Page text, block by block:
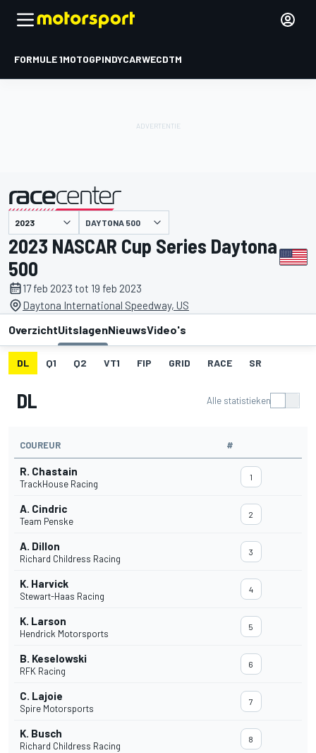
FORMULE 1MOTOGPINDYCARWECDTM
gepresenteerd door DAYTONA 500
2023 NASCAR Cup Series Daytona
500
17 feb 2023 tot 19 feb 2023
Daytona International Speedway, US
OverzichtUitslagenNieuwsVideo's
DL Q1 Q2 VT1 FIP GRID RACE SR
DL Alle statistieken
COUREUR #
R. Chastain
TrackHouse Racing
1
A. Cindric
Team Penske
2
A. Dillon
Richard Childress Racing
3
K. Harvick
Stewart-Haas Racing
4
K. Larson
Hendrick Motorsports
5
B. Keselowski
RFK Racing
6
C. Lajoie
Spire Motorsports
7
K. Busch
Richard Childress Racing
8